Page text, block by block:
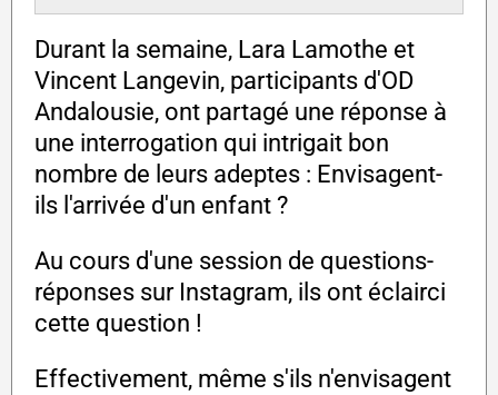
Durant la semaine, Lara Lamothe et
Vincent Langevin, participants d'OD
Andalousie, ont partagé une réponse à
une interrogation qui intrigait bon
nombre de leurs adeptes : Envisagent-
ils l'arrivée d'un enfant ?
Au cours d'une session de questions-
réponses sur Instagram, ils ont éclairci
cette question !
Effectivement, même s'ils n'envisagent